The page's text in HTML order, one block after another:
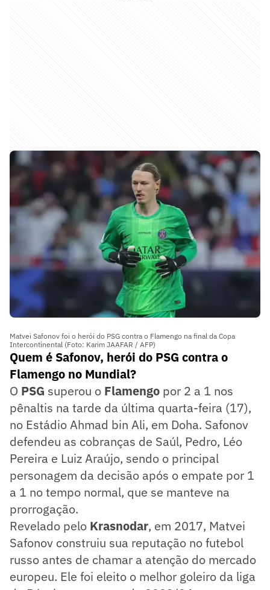
Matvei Safonov foi o herói do PSG contra o Flamengo na final da Copa
Intercontinental (Foto: Karim JAAFAR / AFP)
Quem é Safonov, herói do PSG contra o
Flamengo no Mundial?
O PSG superou o Flamengo por 2 a 1 nos
pênaltis na tarde da última quarta-feira (17),
no Estádio Ahmad bin Ali, em Doha. Safonov
defendeu as cobranças de Saúl, Pedro, Léo
Pereira e Luiz Araújo, sendo o principal
personagem da decisão após o empate por 1
a 1 no tempo normal, que se manteve na
prorrogação.
Revelado pelo Krasnodar, em 2017, Matvei
Safonov construiu sua reputação no futebol
russo antes de chamar a atenção do mercado
europeu. Ele foi eleito o melhor goleiro da liga